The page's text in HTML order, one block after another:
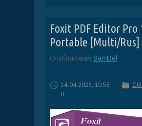
Foxit PDF Editor Pro
Portable [Multi/Rus]
Опубликовал SamDel
14-04-2026, 10:58
0